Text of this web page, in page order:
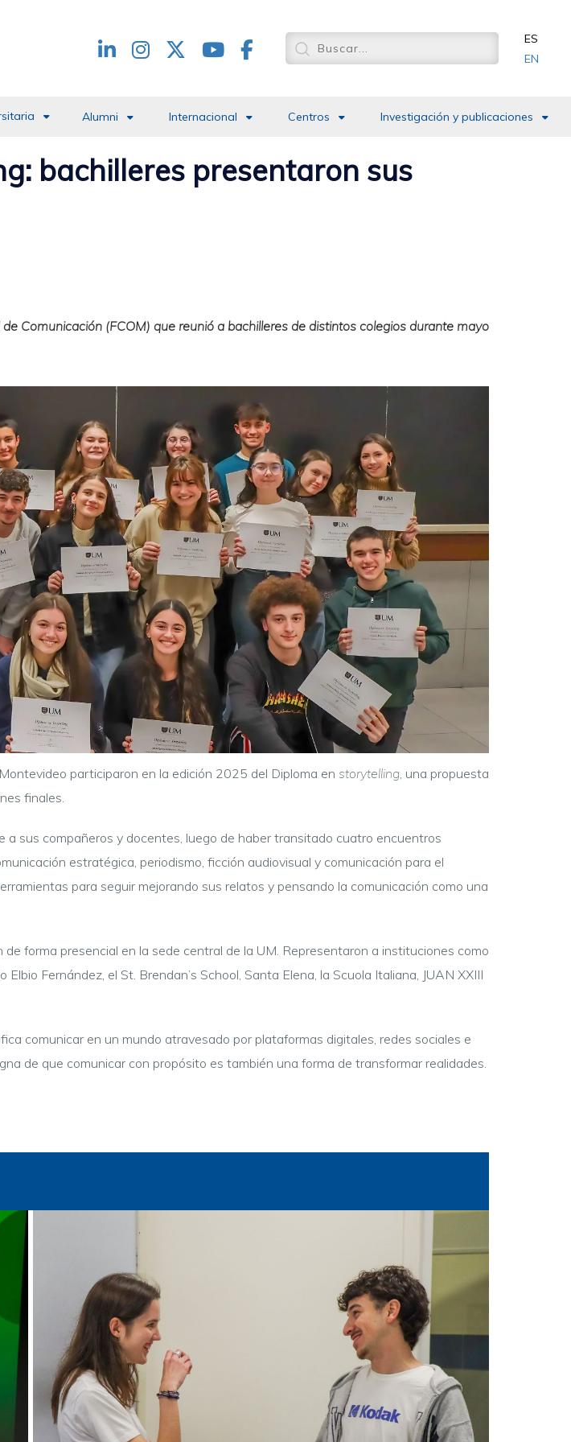
Redes
ES
EN
Alumni Internacional Centros Investigación y publicaciones
bachilleres presentaron sus
Comunicación (FCOM) que reunió a bachilleres de distintos colegios durante mayo
participaron en la edición 2025 del Diploma en storytelling, una propuesta
finales.
sus compañeros y docentes, luego de haber transitado cuatro encuentros
estratégica, periodismo, ficción audiovisual y comunicación para el
para seguir mejorando sus relatos y pensando la comunicación como una
forma presencial en la sede central de la UM. Representaron a instituciones como
Fernández, el St. Brendan’s School, Santa Elena, la Scuola Italiana, JUAN XXIII
comunicar en un mundo atravesado por plataformas digitales, redes sociales e
de que comunicar con propósito es también una forma de transformar realidades.